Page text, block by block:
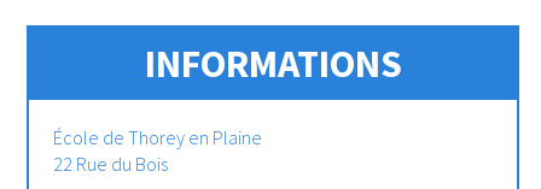
INFORMATIONS
École de Thorey en Plaine
22 Rue du Bois